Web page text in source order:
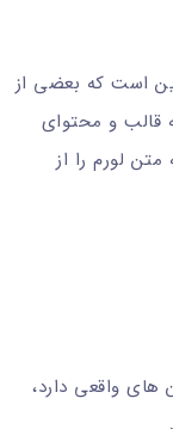
است که بعضی از
قالب و محتوای
لورم را از
های واقعی دارد،